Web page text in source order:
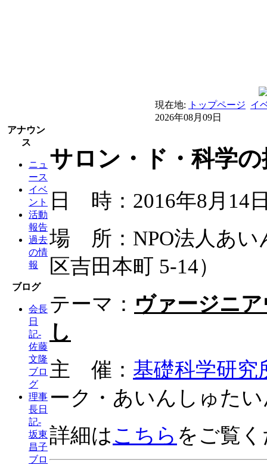
現在地: トップページ イ
2026年08月09日
アナウン
ス
ニュ
ース
イベ
ント
活動
報告
過去
の情
報
ブログ
会長
日
記-
佐藤
文隆
ブロ
グ
理事
長日
記-
坂東
昌子
ブロ
サロン・ド・科学の
日 時：2016年8月14
場 所：NPO法人あい
区吉田本町 5-14）
テーマ： ヴァージニ
し
主 催： 基礎科学研究
ーク・あいんしゅた
詳細はこちら をご覧